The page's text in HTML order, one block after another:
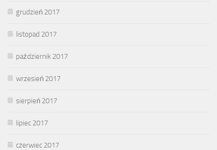
grudzień 2017
listopad 2017
październik 2017
wrzesień 2017
sierpień 2017
lipiec 2017
czerwiec 2017